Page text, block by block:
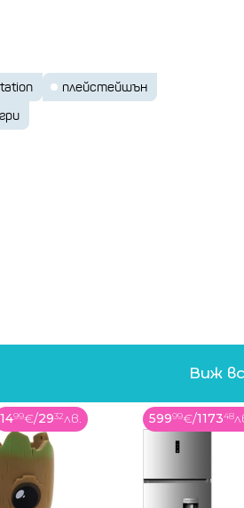
плейстейшън
Виж
1499€/2932лв. 59999€/117348